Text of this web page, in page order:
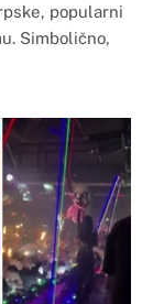
popularni
Simbolično,